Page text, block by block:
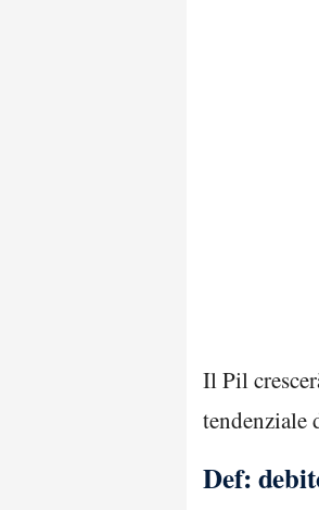
Il Pil
tendenziale
Def: